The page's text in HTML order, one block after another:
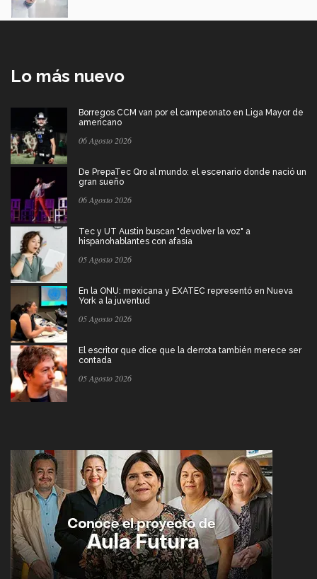
Lo más nuevo
Borregos CCM van por el campeonato en Liga Mayor de
americano
06 Agosto 2026
De PrepaTec Qro al mundo: el escenario donde nació un
gran sueño
06 Agosto 2026
Tec y UT Austin buscan "devolver la voz" a
hispanohablantes con afasia
05 Agosto 2026
En la ONU: mexicana y EXATEC representó en Nueva
York a la juventud
05 Agosto 2026
El escritor que dice que la derrota también merece ser
contada
05 Agosto 2026